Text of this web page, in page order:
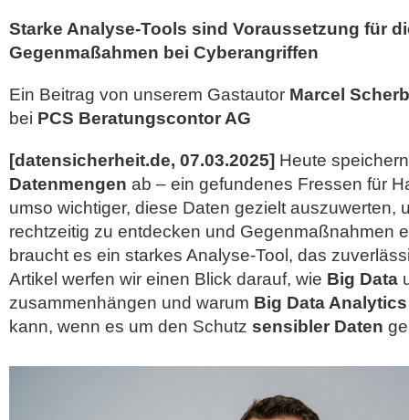
Starke Analyse-Tools sind Voraussetzung für
Gegenmaßahmen bei Cyberangriffen
Ein Beitrag von unserem Gastautor Marcel
bei PCS Beratungscontor AG
[datensicherheit.de, 07.03.2025] Heute
Datenmengen ab – ein gefundenes Fressen für
umso wichtiger, diese Daten gezielt auszuwerten,
rechtzeitig zu entdecken und Gegenmaßnahmen
braucht es ein starkes Analyse-Tool, das
Artikel werfen wir einen Blick darauf, wie Big Data
zusammenhängen und warum Big Data Analytics
kann, wenn es um den Schutz sensibler Daten